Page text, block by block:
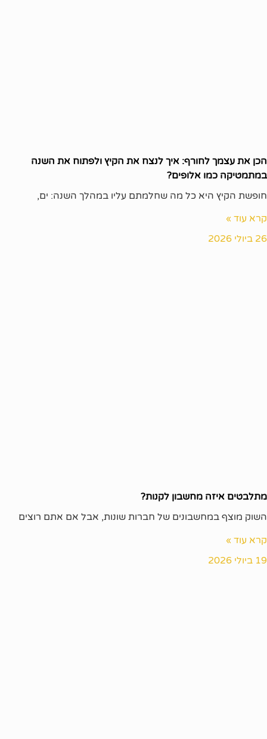
הכן את עצמך לחורף: איך לנצח את הקיץ ולפתוח את השנה
במתמטיקה כמו אלופים?
חופשת הקיץ היא כל מה שחלמתם עליו במהלך השנה: ים,
קרא עוד »
26 ביולי 2026
מתלבטים איזה מחשבון לקנות?
השוק מוצף במחשבונים של חברות שונות, אבל אם אתם רוצים
קרא עוד »
19 ביולי 2026